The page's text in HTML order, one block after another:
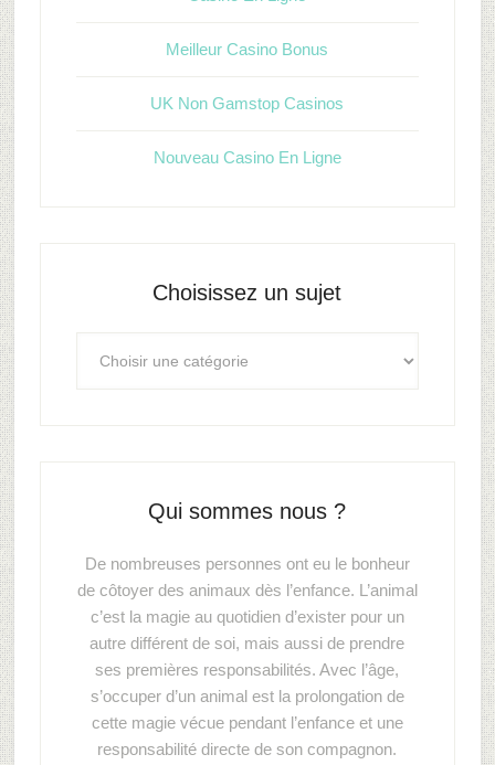
Meilleur Casino Bonus
UK Non Gamstop Casinos
Nouveau Casino En Ligne
Choisissez un sujet
Qui sommes nous ?
De nombreuses personnes ont eu le bonheur
de côtoyer des animaux dès l’enfance. L’animal
c’est la magie au quotidien d’exister pour un
autre différent de soi, mais aussi de prendre
ses premières responsabilités. Avec l’âge,
s’occuper d’un animal est la prolongation de
cette magie vécue pendant l’enfance et une
responsabilité directe de son compagnon.